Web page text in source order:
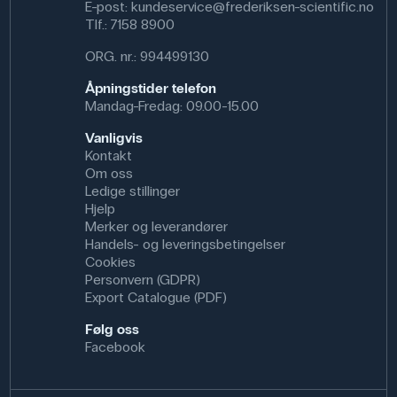
E-post: kundeservice@frederiksen-scientific.no
Tlf.: 7158 8900
ORG. nr.: 994499130
Åpningstider telefon
Mandag-Fredag: 09.00-15.00
Vanligvis
Kontakt
Om oss
Ledige stillinger
Hjelp
Merker og leverandører
Handels- og leveringsbetingelser
Cookies
Personvern (GDPR)
Export Catalogue (PDF)
Følg oss
Facebook